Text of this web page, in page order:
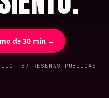
de 30 min →
· 67 RESEÑAS PÚBLICAS